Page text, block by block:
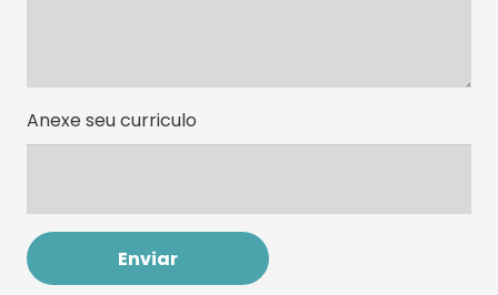
Anexe seu curriculo